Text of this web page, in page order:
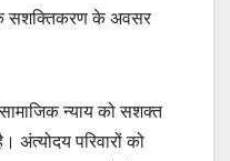
सशक्तिकरण के अवसर
न्याय को सशक्त
अंत्योदय परिवारों को